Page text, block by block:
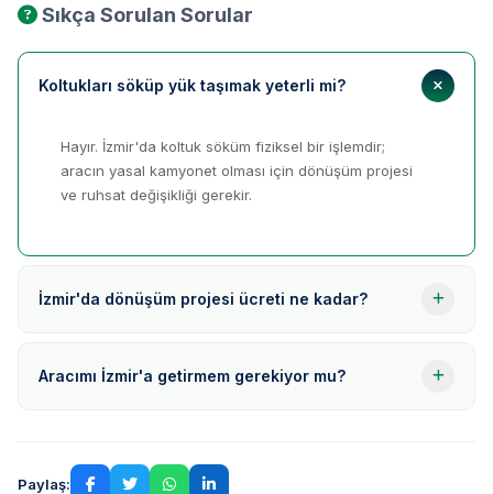
Sıkça Sorulan Sorular
Koltukları söküp yük taşımak yeterli mi?
Hayır. İzmir'da koltuk söküm fiziksel bir işlemdir;
aracın yasal kamyonet olması için dönüşüm projesi
ve ruhsat değişikliği gerekir.
İzmir'da dönüşüm projesi ücreti ne kadar?
Aracımı İzmir'a getirmem gerekiyor mu?
Paylaş: